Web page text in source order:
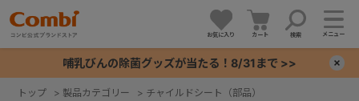
お気に入り カート 検索 メニュー
哺乳びんの除菌グッズが当たる！8/31まで >>
トップ > 製品カテゴリー > チャイルドシート（部品）